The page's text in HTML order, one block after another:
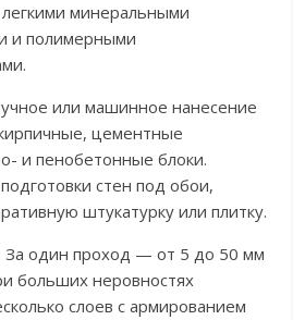
легкими минеральными
и полимерными
или машинное нанесение
цементные
и пенобетонные блоки.
стен под обои,
штукатурку или плитку.
За один проход — от 5 до 50 мм
больших неровностях
слоев с армированием